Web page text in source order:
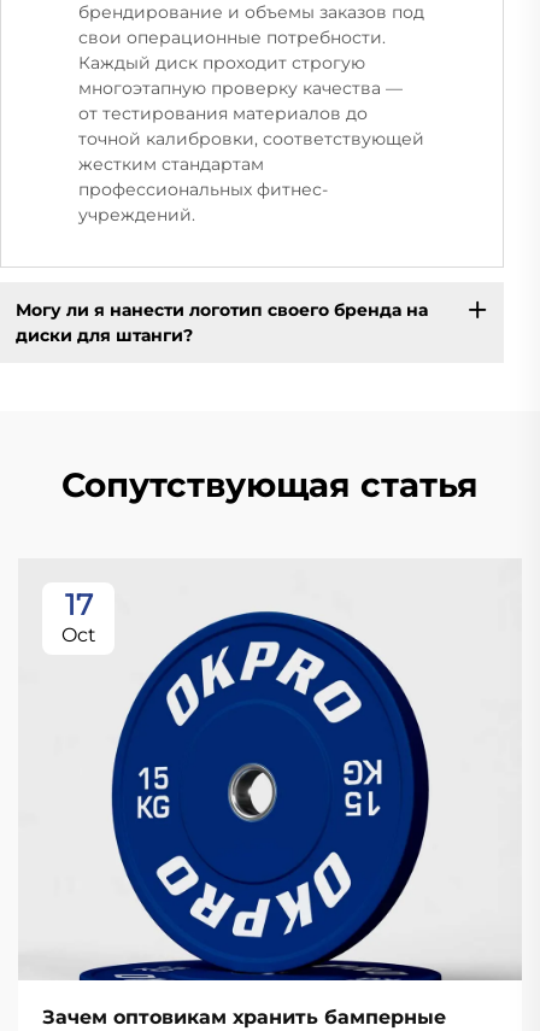
брендирование и объемы заказов под
свои операционные потребности.
Каждый диск проходит строгую
многоэтапную проверку качества —
от тестирования материалов до
точной калибровки, соответствующей
жестким стандартам
профессиональных фитнес-
учреждений.
Могу ли я нанести логотип своего бренда на
диски для штанги?
Сопутствующая статья
17
Oct
Зачем оптовикам хранить бамперные